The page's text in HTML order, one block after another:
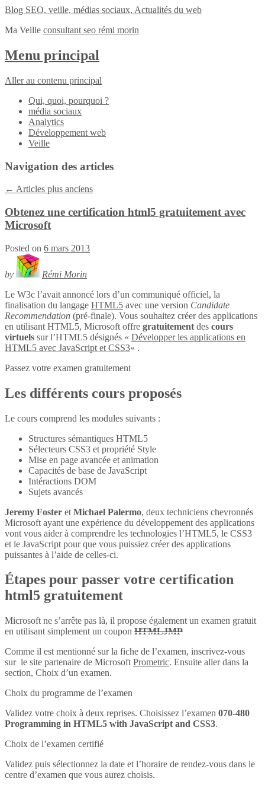
Blog SEO, veille, médias sociaux, Actualités du web
Ma Veille consultant seo rémi morin
Menu principal
Aller au contenu principal
Qui, quoi, pourquoi ?
média sociaux
Analytics
Développement web
Veille
Navigation des articles
← Articles plus anciens
Obtenez une certification html5 gratuitement avec
Microsoft
Posted on 6 mars 2013
by
Rémi Morin
Le W3c l’avait annoncé lors d’un communiqué officiel, la
finalisation du langage HTML5 avec une version Candidate
Recommendation (pré-finale). Vous souhaitez créer des applications
en utilisant HTML5, Microsoft offre gratuitement des cours
virtuels sur l’HTML5 désignés « Développer les applications en
HTML5 avec JavaScript et CSS3« .
Passez votre examen gratuitement
Les différents cours proposés
Le cours comprend les modules suivants :
Structures sémantiques HTML5
Sélecteurs CSS3 et propriété Style
Mise en page avancée et animation
Capacités de base de JavaScript
Intéractions DOM
Sujets avancés
Jeremy Foster et Michael Palermo, deux techniciens chevronnés
Microsoft ayant une expérience du développement des applications
vont vous aider à comprendre les technologies l’HTML5, le CSS3
et le JavaScript pour que vous puissiez créer des applications
puissantes à l’aide de celles-ci.
Étapes pour passer votre certification
html5 gratuitement
Microsoft ne s’arrête pas là, il propose également un examen gratuit
en utilisant simplement un coupon HTMLJMP
Comme il est mentionné sur la fiche de l’examen, inscrivez-vous
sur le site partenaire de Microsoft Prometric. Ensuite aller dans la
section, Choix d’un examen.
Choix du programme de l’examen
Validez votre choix à deux reprises. Choisissez l’examen 070-480
Programming in HTML5 with JavaScript and CSS3.
Choix de l’examen certifié
Validez puis sélectionnez la date et l’horaire de rendez-vous dans le
centre d’examen que vous aurez choisis.